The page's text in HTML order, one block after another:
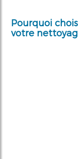
Pourquoi
votre